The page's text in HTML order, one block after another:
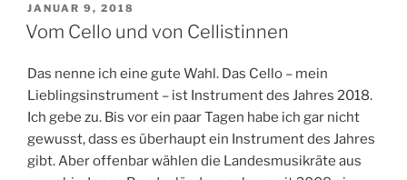
VERÖFFENTLICHT
AM
JANUAR 9, 2018
Vom Cello und von Cellistinnen
Das nenne ich eine gute Wahl. Das Cello – mein
Lieblingsinstrument – ist Instrument des Jahres 2018.
Ich gebe zu. Bis vor ein paar Tagen habe ich gar nicht
gewusst, dass es überhaupt ein Instrument des Jahres
gibt. Aber offenbar wählen die Landesmusikräte aus